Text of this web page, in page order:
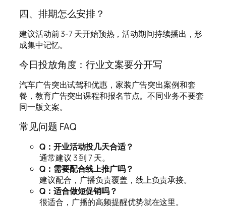
四、排期怎么安排？
建议活动前 3-7 天开始预热，活动期间持续播出，形
成集中记忆。
今日投放角度：行业文案要分开写
汽车广告突出试驾和优惠，家装广告突出案例和套
餐，教育广告突出课程和报名节点。不同业务不要套
同一版文案。
常见问题 FAQ
Q：开业活动投几天合适？
通常建议 3 到 7 天。
Q：需要配合线上推广吗？
建议配合，广播负责覆盖，线上负责承接。
Q：适合做短促销吗？
很适合，广播的高频提醒优势就在这里。